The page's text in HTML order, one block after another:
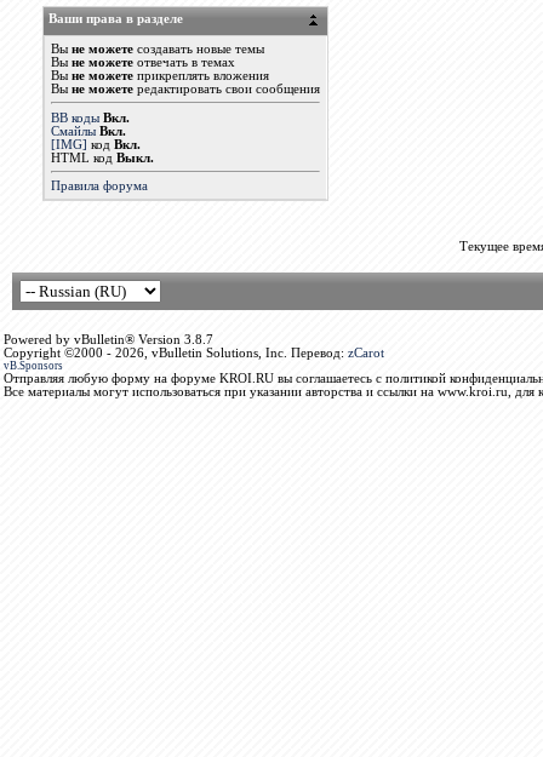
Ваши права в разделе
Вы не можетесоздавать новые темы
Вы не можетеотвечать в темах
Вы не можетеприкреплять вложения
Вы не можетередактировать свои сообщения
BB коды Вкл.
Смайлы Вкл.
[IMG] код Вкл.
HTML код Выкл.
Правила форума
Текущее
Powered by vBulletin® Version 3.8.7
Copyright ©2000 - 2026, vBulletin Solutions, Inc. Перевод: zCarot
vB.Sponsors
Отправляя любую форму на форуме KROI.RU вы соглашаетесь с политикой
Все материалы могут использоваться при указании авторства и ссылки на www.kroi.ru, для